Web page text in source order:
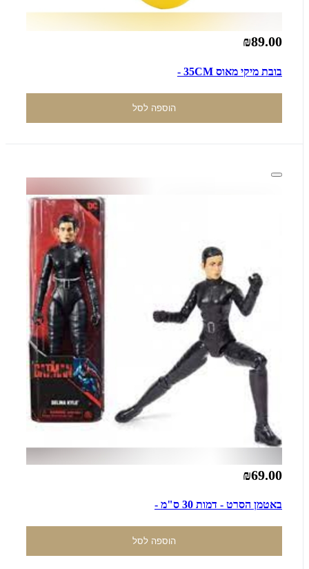
₪89.00
בובת מיקי מאוס 35CM -
הוספה לסל
₪69.00
באטמן הסרט - דמות 30 ס"מ -
הוספה לסל